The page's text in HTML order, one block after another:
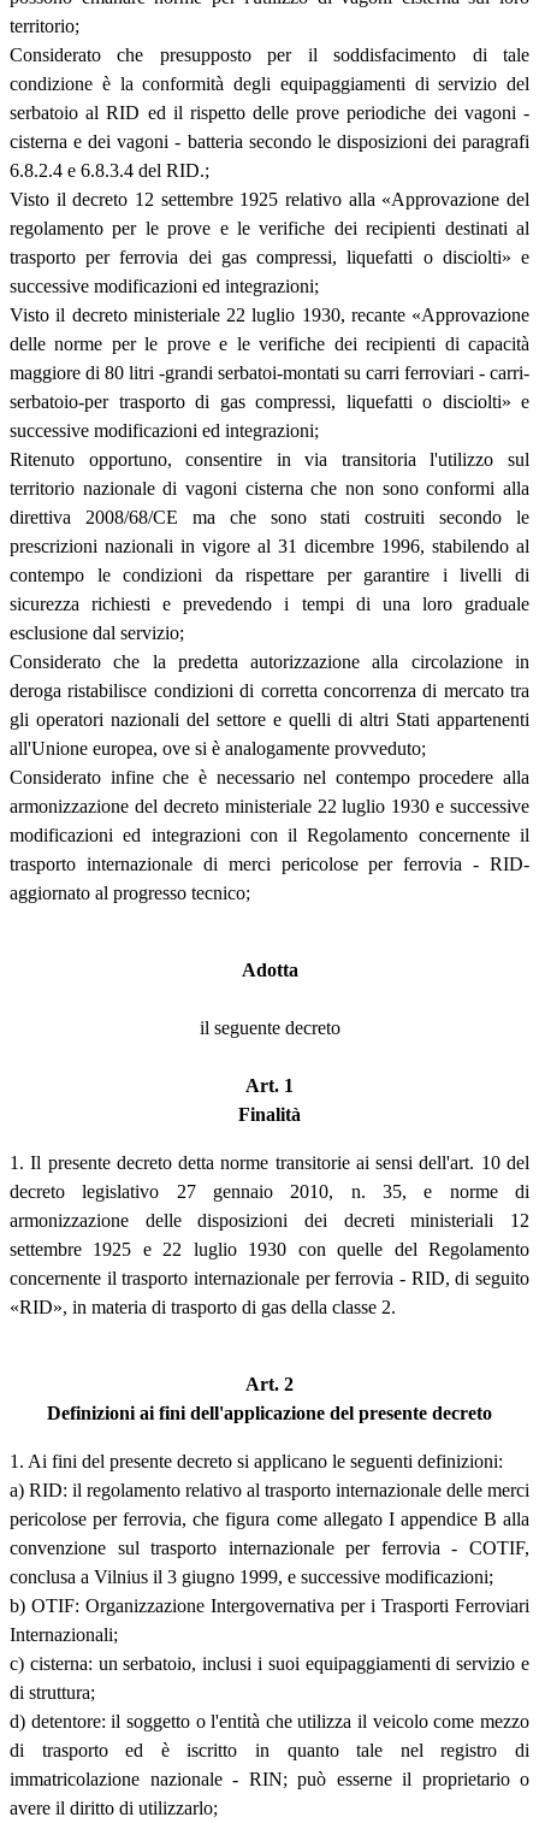
territorio;
Considerato che presupposto per il soddisfacimento di tale
condizione è la conformità degli equipaggiamenti di servizio del
serbatoio al RID ed il rispetto delle prove periodiche dei vagoni -
cisterna e dei vagoni - batteria secondo le disposizioni dei paragrafi
6.8.2.4 e 6.8.3.4 del RID.;
Visto il decreto 12 settembre 1925 relativo alla «Approvazione del
regolamento per le prove e le verifiche dei recipienti destinati al
trasporto per ferrovia dei gas compressi, liquefatti o disciolti» e
successive modificazioni ed integrazioni;
Visto il decreto ministeriale 22 luglio 1930, recante «Approvazione
delle norme per le prove e le verifiche dei recipienti di capacità
maggiore di 80 litri -grandi serbatoi-montati su carri ferroviari - carri-
serbatoio-per trasporto di gas compressi, liquefatti o disciolti» e
successive modificazioni ed integrazioni;
Ritenuto opportuno, consentire in via transitoria l'utilizzo sul
territorio nazionale di vagoni cisterna che non sono conformi alla
direttiva 2008/68/CE ma che sono stati costruiti secondo le
prescrizioni nazionali in vigore al 31 dicembre 1996, stabilendo al
contempo le condizioni da rispettare per garantire i livelli di
sicurezza richiesti e prevedendo i tempi di una loro graduale
esclusione dal servizio;
Considerato che la predetta autorizzazione alla circolazione in
deroga ristabilisce condizioni di corretta concorrenza di mercato tra
gli operatori nazionali del settore e quelli di altri Stati appartenenti
all'Unione europea, ove si è analogamente provveduto;
Considerato infine che è necessario nel contempo procedere alla
armonizzazione del decreto ministeriale 22 luglio 1930 e successive
modificazioni ed integrazioni con il Regolamento concernente il
trasporto internazionale di merci pericolose per ferrovia - RID-
aggiornato al progresso tecnico;
Adotta
il seguente decreto
Art. 1
Finalità
1. Il presente decreto detta norme transitorie ai sensi dell'art. 10 del
decreto legislativo 27 gennaio 2010, n. 35, e norme di
armonizzazione delle disposizioni dei decreti ministeriali 12
settembre 1925 e 22 luglio 1930 con quelle del Regolamento
concernente il trasporto internazionale per ferrovia - RID, di seguito
«RID», in materia di trasporto di gas della classe 2.
Art. 2
Definizioni ai fini dell'applicazione del presente decreto
1. Ai fini del presente decreto si applicano le seguenti definizioni:
a) RID: il regolamento relativo al trasporto internazionale delle merci
pericolose per ferrovia, che figura come allegato I appendice B alla
convenzione sul trasporto internazionale per ferrovia - COTIF,
conclusa a Vilnius il 3 giugno 1999, e successive modificazioni;
b) OTIF: Organizzazione Intergovernativa per i Trasporti Ferroviari
Internazionali;
c) cisterna: un serbatoio, inclusi i suoi equipaggiamenti di servizio e
di struttura;
d) detentore: il soggetto o l'entità che utilizza il veicolo come mezzo
di trasporto ed è iscritto in quanto tale nel registro di
immatricolazione nazionale - RIN; può esserne il proprietario o
avere il diritto di utilizzarlo;